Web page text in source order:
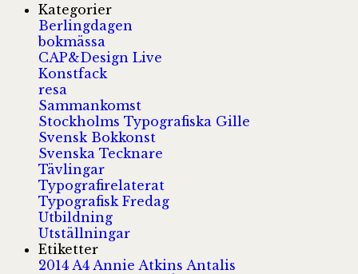
Kategorier
Berlingdagen
bokmässa
CAP&Design Live
Konstfack
resa
Sammankomst
Stockholms Typografiska Gille
Svensk Bokkonst
Svenska Tecknare
Tävlingar
Typografirelaterat
Typografisk Fredag
Utbildning
Utställningar
Etiketter
2014 A4 Annie Atkins Antalis